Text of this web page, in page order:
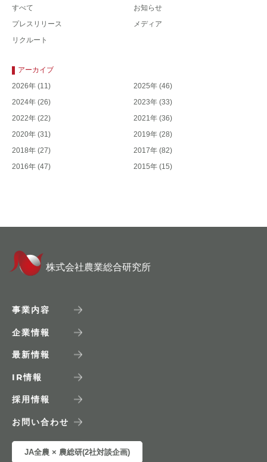
すべて
お知らせ
プレスリリース
メディア
リクルート
アーカイブ
2026年 (11) 2025年 (46)
2024年 (26) 2023年 (33)
2022年 (22) 2021年 (36)
2020年 (31) 2019年 (28)
2018年 (27) 2017年 (82)
2016年 (47) 2015年 (15)
株式会社農業総合研究所
事業内容
企業情報
最新情報
IR情報
採用情報
お問い合わせ
JA全農 × 農総研(2社対談企画)